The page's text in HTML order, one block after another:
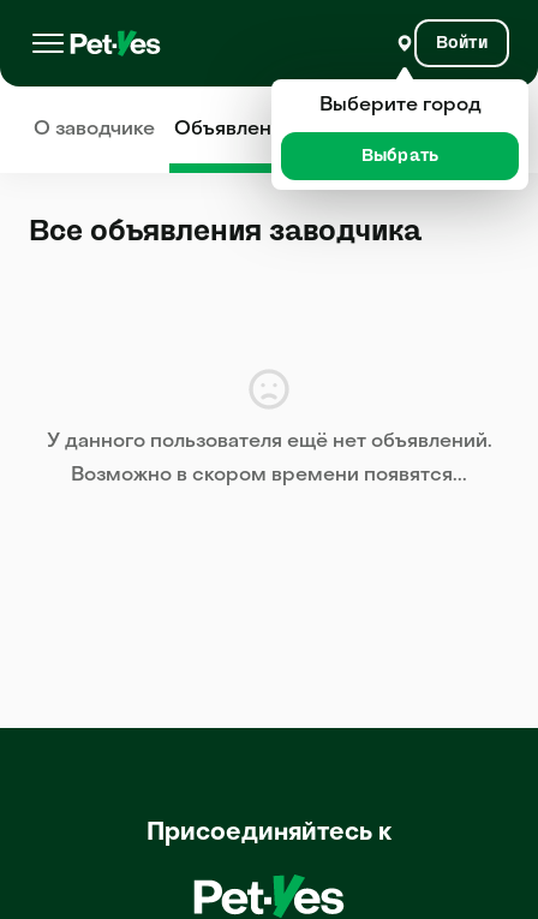
Войти
О заводчике Объявления Отзывы
Все объявления заводчика
У данного пользователя ещё нет объявлений.
Возможно в скором времени появятся...
Присоединяйтесь к
Выберите город
Выбрать